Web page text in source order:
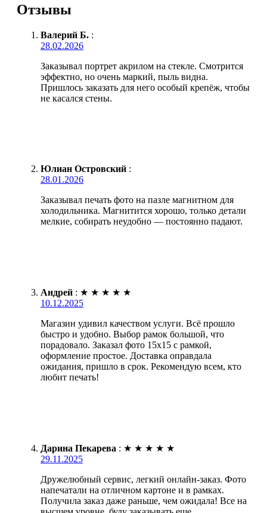
Отзывы
Валерий Б. :
28.02.2026
Заказывал портрет акрилом на стекле. Смотрится
эффектно, но очень маркий, пыль видна.
Пришлось заказать для него особый крепёж, чтобы
не касался стены.
Юлиан Островский :
28.01.2026
Заказывал печать фото на пазле магнитном для
холодильника. Магнитится хорошо, только детали
мелкие, собирать неудобно — постоянно падают.
Андрей : ★ ★ ★ ★ ★
10.12.2025
Магазин удивил качеством услуги. Всё прошло
быстро и удобно. Выбор рамок большой, что
порадовало. Заказал фото 15х15 с рамкой,
оформление простое. Доставка оправдала
ожидания, пришло в срок. Рекомендую всем, кто
любит печать!
Дарина Пекарева : ★ ★ ★ ★ ★
29.11.2025
Дружелюбный сервис, легкий онлайн-заказ. Фото
напечатали на отличном картоне и в рамках.
Получила заказ даже раньше, чем ожидала! Все на